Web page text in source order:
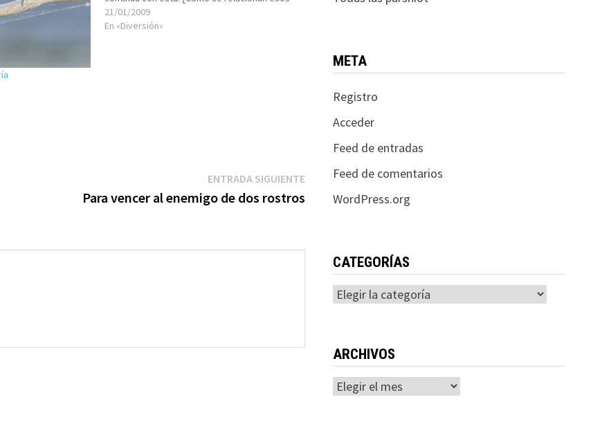
objetos con lo que estás viendo del faraón? Si
lo sabes, continúa:…
21/01/2009
En «Diversión»
ENTRADA SIGUIENTEEntrada
siguiente:
Para vencer al enemigo de dos rostros
META
Registro
Acceder
Feed de entradas
Feed de comentarios
WordPress.org
CATEGORÍAS
Categorías
ARCHIVOS
Archivos